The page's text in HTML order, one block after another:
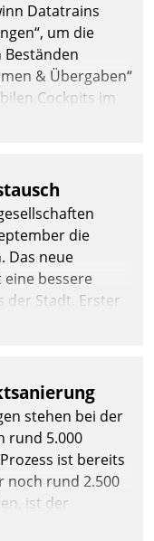
Datatrains
um die
& Übergaben“
Cockpits im
die
Das neue
bessere
der Stadt. Erster
API-Hub mit
stehen bei der
rund 5.000
ist bereits
noch rund 2.500
ist der
immens. Im